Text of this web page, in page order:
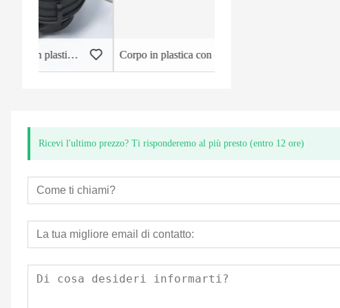
Corpo in plastica con contatori d'acqua a tenuta stagna
Ricevi l'ultimo prezzo? Ti risponderemo al più presto (entro 12 ore)